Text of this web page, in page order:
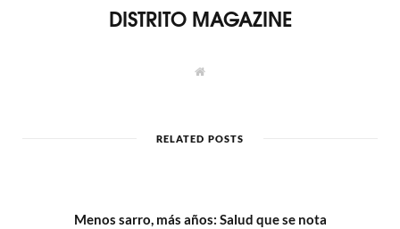
DISTRITO MAGAZINE
W
e
RELATED POSTS
Menos sarro, más años: Salud que se nota